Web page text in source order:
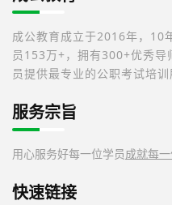
成公教育成立于2016年，10
员153万+，拥有300+优秀
员提供最专业的公职考试培训
服务宗旨
用心服务好每一位学员成就每
快速链接